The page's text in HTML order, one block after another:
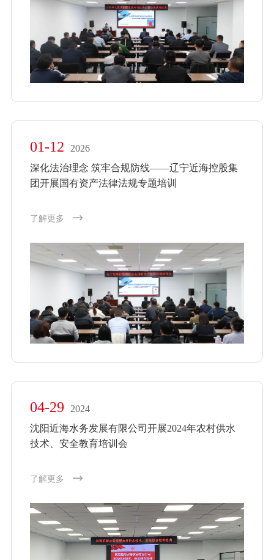
01-12
2026
深化法治理念 筑牢合规防线——辽宁近海控股集
团开展国有资产法律法规专题培训
了解更多
04-29
2024
沈阳近海水务发展有限公司开展2024年农村供水
技术、安全教育培训会
了解更多